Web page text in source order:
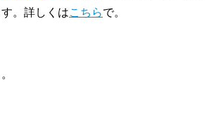
。詳しくはこちらで。